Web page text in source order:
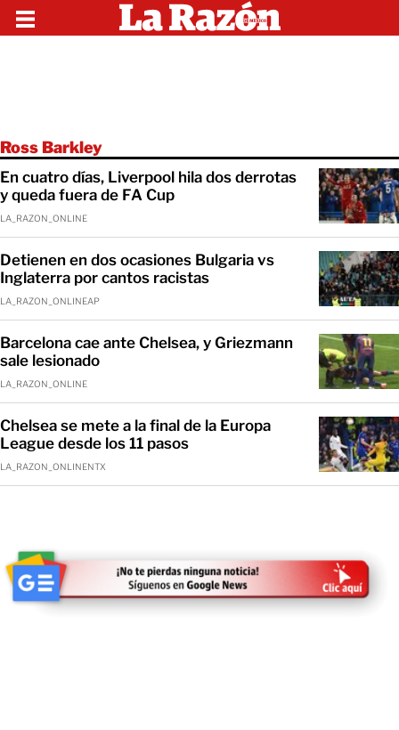
Ross Barkley
En cuatro días, Liverpool hila dos derrotas
y queda fuera de FA Cup
LA_RAZON_ONLINE
Detienen en dos ocasiones Bulgaria vs
Inglaterra por cantos racistas
LA_RAZON_ONLINEAP
Barcelona cae ante Chelsea, y Griezmann
sale lesionado
LA_RAZON_ONLINE
Chelsea se mete a la final de la Europa
League desde los 11 pasos
LA_RAZON_ONLINENTX